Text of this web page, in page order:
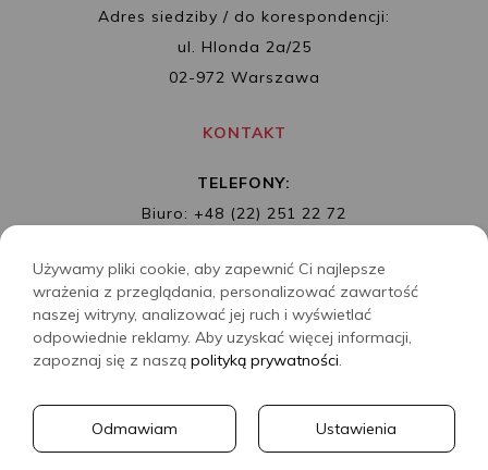
Adres siedziby / do korespondencji:
ul. Hlonda 2a/25
02-972 Warszawa
KONTAKT
TELEFONY:
Biuro: +48 (22) 251 22 72
MAIL: biuro@wydawnictwoalbatros.com
COPYRIGHTS
WYDAWNICTWO ALBATROS
CREATED BY 2SIDES.PL
Używamy pliki cookie, aby zapewnić Ci najlepsze
wrażenia z przeglądania, personalizować zawartość
naszej witryny, analizować jej ruch i wyświetlać
odpowiednie reklamy. Aby uzyskać więcej informacji,
zapoznaj się z naszą polityką prywatności.
Ustawienia
Odmawiam